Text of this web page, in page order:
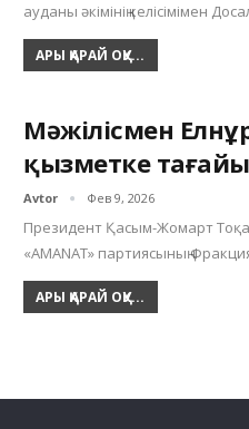
ауданы әкімінің келісімімен
АРЫ ҚАРАЙ ОҚУ...
Мәжілісмен
қызметке
Avtor Фев 9, 2026
Президент Қасым-Жомарт
«AMANAT» партиясының
АРЫ ҚАРАЙ ОҚУ...